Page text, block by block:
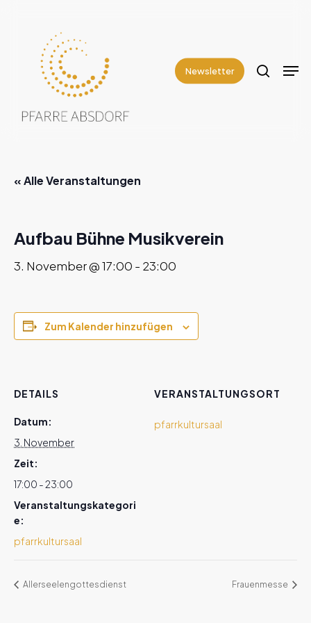
content
Newsletter
« Alle Veranstaltungen
Aufbau Bühne Musikverein
3. November @ 17:00 - 23:00
Zum Kalender hinzufügen
DETAILS
Datum:
3. November
Zeit:
17:00 - 23:00
Veranstaltungskategori
e:
pfarrkultursaal
VERANSTALTUNGSORT
pfarrkultursaal
Allerseelengottesdienst Frauenmesse
Menu